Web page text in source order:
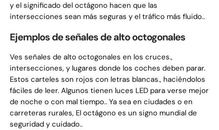
y el significado del octágono hacen que las
intersecciones sean más seguras y el tráfico más fluido..
Ejemplos de señales de alto octogonales
Ves señales de alto octogonales en los cruces.,
intersecciones, y lugares donde los coches deben parar.
Estos carteles son rojos con letras blancas., haciéndolos
fáciles de leer. Algunos tienen luces LED para verse mejor
de noche o con mal tiempo.. Ya sea en ciudades o en
carreteras rurales, El octágono es un signo mundial de
seguridad y cuidado..